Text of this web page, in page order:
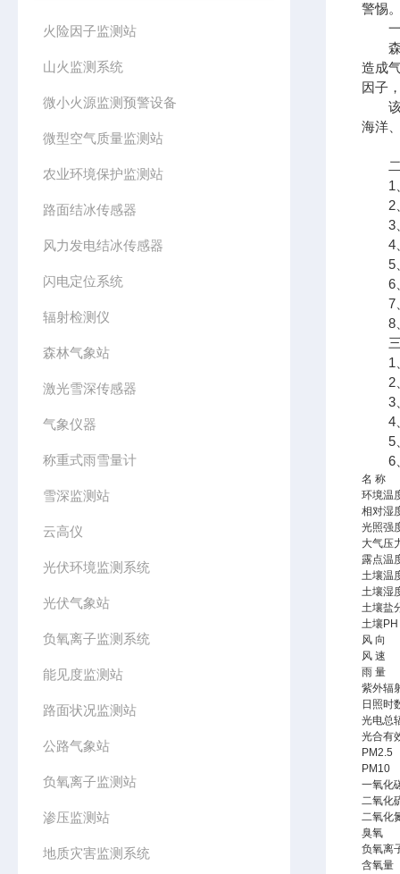
火险因子监测站
山火监测系统
微小火源监测预警设备
微型空气质量监测站
农业环境保护监测站
路面结冰传感器
风力发电结冰传感器
闪电定位系统
辐射检测仪
森林气象站
激光雪深传感器
气象仪器
称重式雨雪量计
雪深监测站
云高仪
光伏环境监测系统
光伏气象站
负氧离子监测系统
能见度监测站
路面状况监测站
公路气象站
负氧离子监测站
渗压监测站
地质灾害监测系统
警惕
一
森林
造成
因子
该设
海洋
二
1、
2、
3、
4、
5、
6、
7、
8、
三
1、
2、
3、
4、
5、
6、
名 称
环境温
相对湿
光照强
大气压
露点温
土壤温
土壤湿
土壤盐
土壤PH
风 向
风 速
雨 量
紫外辐
日照时
光电总
光合有
PM2.5
PM10
一氧化
二氧化
二氧化
臭氧
负氧离
含氧量